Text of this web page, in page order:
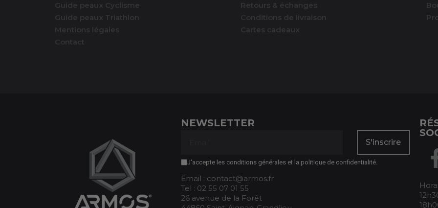
Guide peaux Cyclisme
Guide peaux Triathlon
Mentions légales
Contact
Retours & échanges
Conditions de livraison
Cartes cadeaux
NEWSLETTER
S'inscrire
J'accepte les conditions générales et la politique de confidentialité.
Email : contact@armos.fr
Tel : 02 55 07 01 55
26 avenue de la Forêt